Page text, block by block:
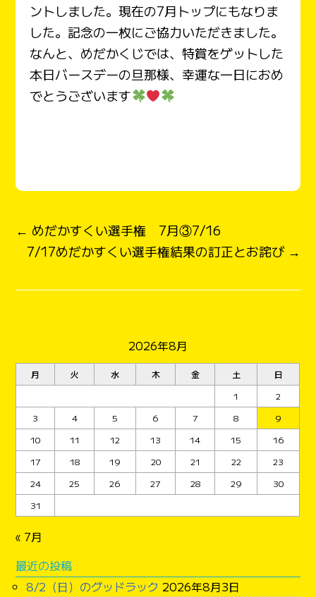
ントしました。現在の7月トップにもなりま
した。記念の一枚にご協力いただきました。
なんと、めだかくじでは、特賞をゲットした
本日バースデーの旦那様、幸運な一日におめ
でとうございます
← めだかすくい選手権 7月③7/16
7/17めだかすくい選手権結果の訂正とお詫び →
2026年8月
月 火 水 木 金 土
日
1
2
3
4 5 6 7 8
9
10
11 12 13 14 15
16
17
18 19 20 21 22
23
24
25 26 27 28 29
30
31
« 7月
最近の投稿
8/2（日）のグッドラック 2026年8月3日